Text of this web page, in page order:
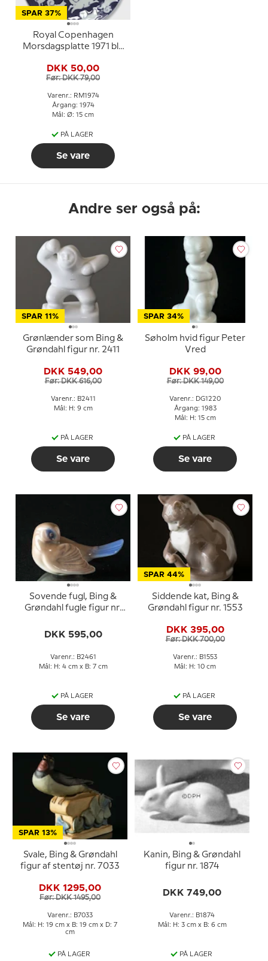
SPAR 37%
Royal Copenhagen
Morsdagsplatte 1971 blå
DKK 50,00
Før: DKK 79,00
Varenr.: RM1974
Årgang: 1974
Mål: Ø: 15 cm
PÅ LAGER
Se vare
Andre ser også på:
SPAR 11%
Grønlænder som Bing &
Grøndahl figur nr. 2411
DKK 549,00
Før: DKK 616,00
Varenr.: B2411
Mål: H: 9 cm
PÅ LAGER
Se vare
SPAR 34%
Søholm hvid figur Peter
Vred
DKK 99,00
Før: DKK 149,00
Varenr.: DG1220
Årgang: 1983
Mål: H: 15 cm
PÅ LAGER
Se vare
Sovende fugl, Bing &
Grøndahl fugle figur nr.
DKK 595,00
Varenr.: B2461
Mål: H: 4 cm x B: 7 cm
PÅ LAGER
Se vare
SPAR 44%
Siddende kat, Bing &
Grøndahl figur nr. 1553
DKK 395,00
Før: DKK 700,00
Varenr.: B1553
Mål: H: 10 cm
PÅ LAGER
Se vare
SPAR 13%
Svale, Bing & Grøndahl
figur af stentøj nr. 7033
DKK 1295,00
Før: DKK 1495,00
Varenr.: B7033
Mål: H: 19 cm x B: 19 cm x D: 7
cm
PÅ LAGER
Kanin, Bing & Grøndahl
figur nr. 1874
DKK 749,00
Varenr.: B1874
Mål: H: 3 cm x B: 6 cm
PÅ LAGER